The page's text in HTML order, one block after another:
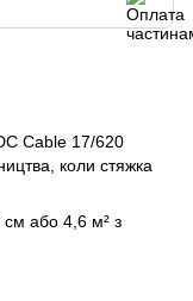
Cable 17/620
коли стяжка
або 4,6 м² з